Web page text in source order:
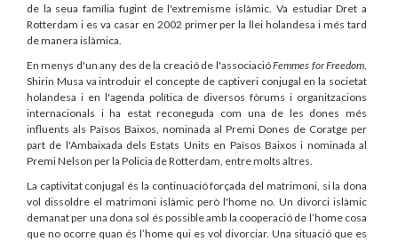
de la seua família fugint de l'extremisme islàmic. Va estudiar Dret a
Rotterdam i es va casar en 2002 primer per la llei holandesa i més tard
de manera islàmica.
En menys d'un any des de la creació de l'associacióFemmes for Freedom
Shirin Musa va introduir el concepte de captiveri conjugal en la societat
holandesa i en l'agenda política de diversos fòrums i organitzacions
internacionals i ha estat reconeguda com una de les dones més
influents als Països Baixos, nominada al Premi Dones de Coratge per
part de l'Ambaixada dels Estats Units en Països Baixos i nominada al
Premi Nelson per la Policia de Rotterdam, entre molts altres.
La captivitat conjugal és la continuació forçada del matrimoni, si la dona
vol dissoldre el matrimoni islàmic però l'home no. Un divorci islàmic
demanat per una dona sol és possible amb la cooperació de l’home cosa
que no ocorre quan és l’home qui es vol divorciar. Una situació que es